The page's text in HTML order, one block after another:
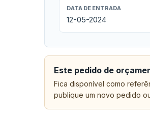
DATA DE ENTRADA
12-05-2024
Este pedido de
Fica disponível como
publique um novo pedido